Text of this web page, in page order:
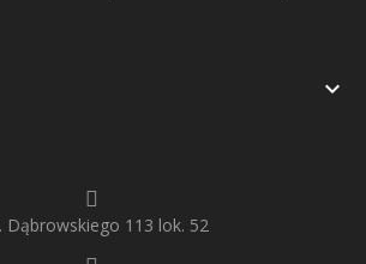

Dąbrowskiego 113 lok. 52